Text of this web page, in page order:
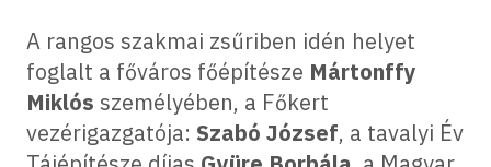
A rangos szakmai zsűriben idén helyet
foglalt a főváros főépítésze Mártonffy
Miklós személyében, a Főkert
vezérigazgatója: Szabó József, a tavalyi Év